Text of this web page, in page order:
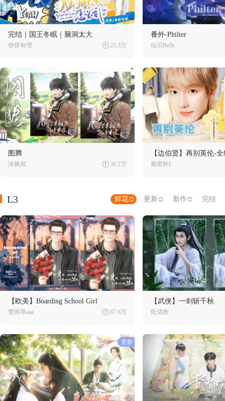
完结｜国王冬眠｜脑洞太大
饼饼有理 25.3万
番外-Philter
仙贝Belle
图腾
沐枫旭 30.2万
【边伯贤】再别英伦-
鹿星眸L
L3 鲜花 更新 新作 完结
【欧美】Boarding School Girl
楚雨荨aaa 67.6万
【武侠】一剑斩千秋
阮清衡